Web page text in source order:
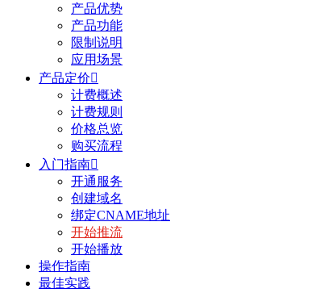
产品优势
产品功能
限制说明
应用场景
产品定价
计费概述
计费规则
价格总览
购买流程
入门指南
开通服务
创建域名
绑定CNAME地址
开始推流
开始播放
操作指南
最佳实践